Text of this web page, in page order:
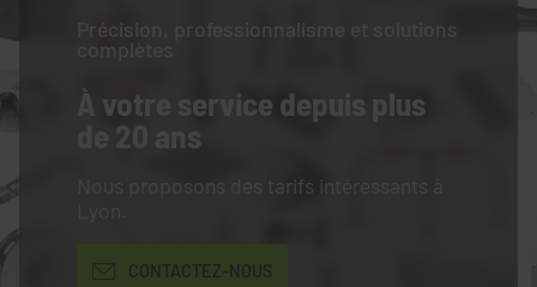
Précision, professionnalisme et solutions
complètes
À votre service depuis plus
de 20 ans
Nous proposons des tarifs intéressants à
CONTACTEZ-NOUS